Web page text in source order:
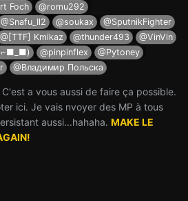
Foch
@romu292
@Snafu_Il2 @soukax
@SputnikFighter
@[TTF] Kmikaz @thunder493
@VinVin
@pinpinflex
@Pytoney
@Владимир Польска
a vous aussi de faire ça possible.
ici. Je vais nvoyer des MP à tous
aussi...hahaha. MAKE LE